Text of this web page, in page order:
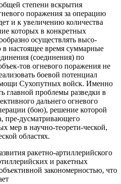
степени вскрытия
поражения за операцию
и к увеличению количества
которых в конкретных
осуществлять высо-
настоящее время суммарные
(соединения) по
тов огневого поражения не
боевой потенциал
Сухопутных войск. Именно
главной проблемы разведки в
дальнего огневого
(бою), решение которой
пре-дусматривающего
мер в научно-теорети-ческой,
областях.
ракетно-артиллерийского
и ракетных
закономерностью, что